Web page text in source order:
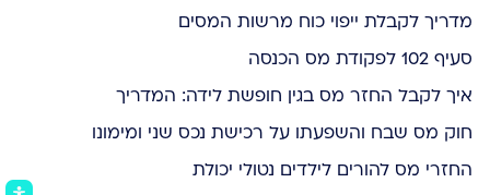
מדריך לקבלת ייפוי כוח מרשות המסים
סעיף 102 לפקודת מס הכנסה
איך לקבל החזר מס בגין חופשת לידה: המדריך
חוק מס שבח והשפעתו על רכישת נכס שני ומימונו
החזרי מס להורים לילדים נטולי יכולת